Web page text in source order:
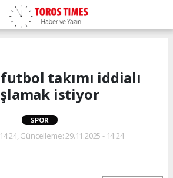
takımı iddialı
istiyor
SPOR
Güncelleme: 29.11.2025 - 14:24